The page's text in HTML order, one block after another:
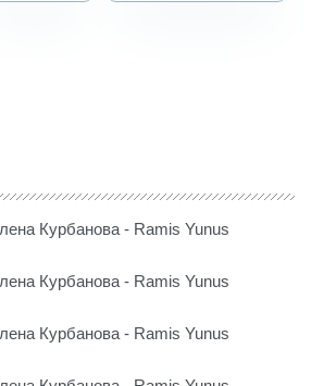
Курбанова - Ramis Yunus
Курбанова - Ramis Yunus
Курбанова - Ramis Yunus